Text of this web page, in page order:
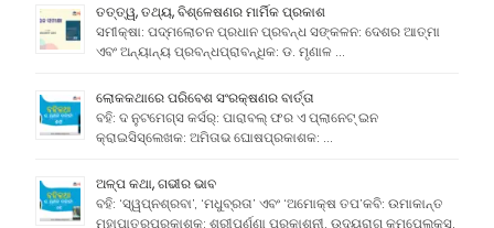
ତତ୍ତ୍ୱ, ତଥ୍ୟ, ବିଶ୍ଳେଷଣର ମାର୍ମିକ ପ୍ରକାଶ
ସମୀକ୍ଷା: ପଦ୍ମଲୋଚନ ପ୍ରଧାନ ପ୍ରବନ୍ଧ ସଙ୍କଳନ: ଦେଶର ଆତ୍ମା
ଏବଂ ଅନ୍ୟାନ୍ୟ ପ୍ରବନ୍ଧପ୍ରାବନ୍ଧିକ: ଡ. ମୃଣାଳ …
ଲୋକକଥାରେ ପରିବେଶ ସଂରକ୍ଷଣର ବାର୍ତ୍ତା
ବହି: ଦ ନୁଟମେଗ୍ସ କର୍ସର୍: ପାରାବଲ୍ ଫର ଏ ପ୍ଲାନେଟ୍ ଇନ
କ୍ରାଇସିସ୍ଲେଖକ: ଅମିତାଭ ଘୋଷପ୍ରକାଶକ: …
ଅଳ୍ପ କଥା, ଗଭୀର ଭାବ
ବହି: ‘ସ୍ୱପ୍ନଶ୍ରବା’, ‘ମଧୁବ୍ରତା’ ଏବଂ ‘ଅମୋକ୍ଷ ତପ’କବି: ଉମାକାନ୍ତ
ମହାପାତ୍ରପ୍ରକାଶକ: ଶ୍ରୀପର୍ଣ୍ଣା ପ୍ରକାଶନୀ, ଉଦୟରାଗ କମ୍ପେ୍ଲକ୍ସ,